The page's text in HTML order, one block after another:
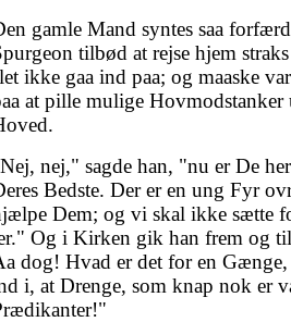
gamle Mand syntes saa
tilbød at rejse hjem
ikke gaa ind paa; og maaske
at pille mulige Hovmodstanker
nej," sagde han, "nu er De
Bedste. Der er en ung Fyr
Dem; og vi skal ikke sætte
Og i Kirken gik han frem og
dog! Hvad er det for en
i, at Drenge, som knap nok er